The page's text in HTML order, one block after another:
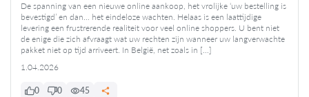
De spanning van een nieuwe online aankoop, het vrolijke ‘uw bestelling is
bevestigd’ en dan… het eindeloze wachten. Helaas is een laattijdige
levering een frustrerende realiteit voor veel online shoppers. U bent niet
de enige die zich afvraagt wat uw rechten zijn wanneer uw langverwachte
pakket niet op tijd arriveert. In België, net zoals in […]
1.04.2026
0 0 45